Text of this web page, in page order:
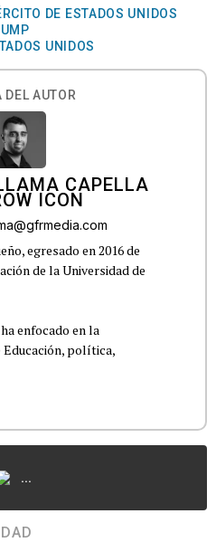
DE ESTADOS UNIDOS
UNIDOS
DEL AUTOR
CAPELLA
egresado en 2016 de
de la Universidad de
enfocado en la
Educación, política,
...